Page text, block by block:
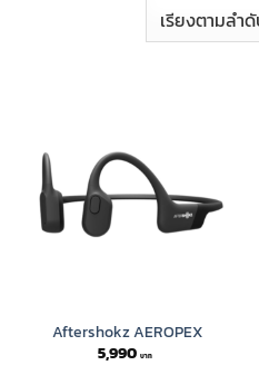
Aftershokz AEROPEX
5,990